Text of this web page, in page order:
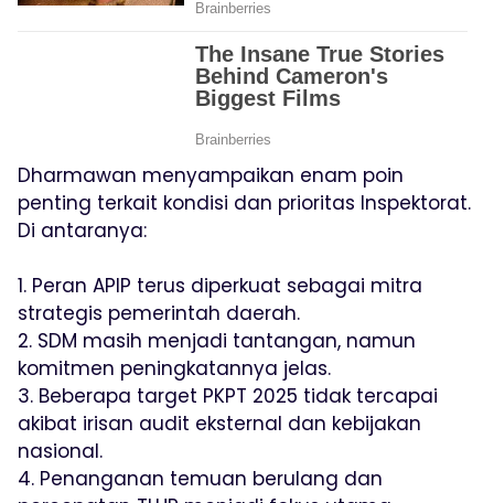
Dharmawan menyampaikan enam poin
penting terkait kondisi dan prioritas Inspektorat.
Di antaranya:
1. Peran APIP terus diperkuat sebagai mitra
strategis pemerintah daerah.
2. SDM masih menjadi tantangan, namun
komitmen peningkatannya jelas.
3. Beberapa target PKPT 2025 tidak tercapai
akibat irisan audit eksternal dan kebijakan
nasional.
4. Penanganan temuan berulang dan